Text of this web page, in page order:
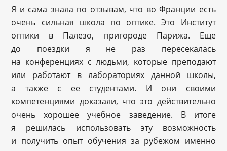
Я и сама знала по отзывам, что во Франции есть
очень сильная школа по оптике. Это Институт
оптики в Палезо, пригороде Парижа. Еще
до поездки я не раз пересекалась
на конференциях с людьми, которые преподают
или работают в лабораториях данной школы,
а также с ее студентами. И они своими
компетенциями доказали, что это действительно
очень хорошее учебное заведение. В итоге
я решилась использовать эту возможность
и получить опыт обучения за рубежом именно